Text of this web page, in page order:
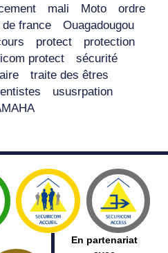
mali Moto
ordre
france
Ouagadougou
protect
protection
protect
sécurité
traite des êtres
ususrpation
En partenariat